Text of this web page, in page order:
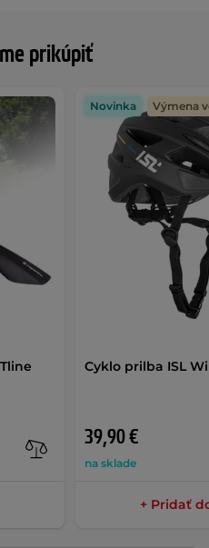
prikúpiť
Cyklo prilba ISL
39,90 €
na sklade
Novinka Výmena
+ Pridať